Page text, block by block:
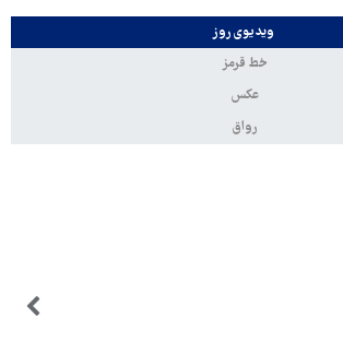
ویدیوی روز
خط قرمز
عکس
رواق